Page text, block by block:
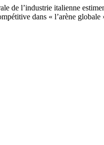
de l’industrie italienne
dans « l’arène globale